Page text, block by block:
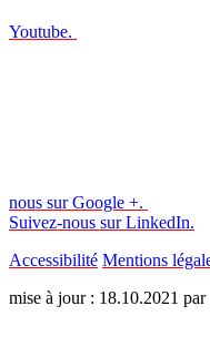
Youtube.
nous sur Google +.
Suivez-nous sur LinkedIn.
Accessibilité Mentions
mise à jour : 18.10.2021